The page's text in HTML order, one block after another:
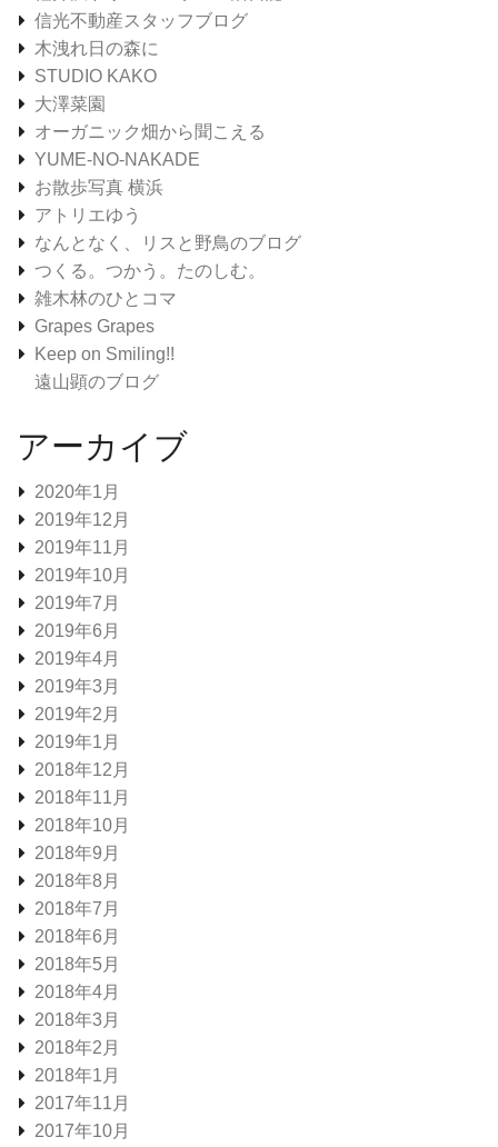
信光不動産スタッフブログ
木洩れ日の森に
STUDIO KAKO
大澤菜園
オーガニック畑から聞こえる
YUME-NO-NAKADE
お散歩写真 横浜
アトリエゆう
なんとなく、リスと野鳥のブログ
つくる。つかう。たのしむ。
雑木林のひとコマ
Grapes Grapes
Keep on Smiling!!
遠山顕のブログ
アーカイブ
2020年1月
2019年12月
2019年11月
2019年10月
2019年7月
2019年6月
2019年4月
2019年3月
2019年2月
2019年1月
2018年12月
2018年11月
2018年10月
2018年9月
2018年8月
2018年7月
2018年6月
2018年5月
2018年4月
2018年3月
2018年2月
2018年1月
2017年11月
2017年10月